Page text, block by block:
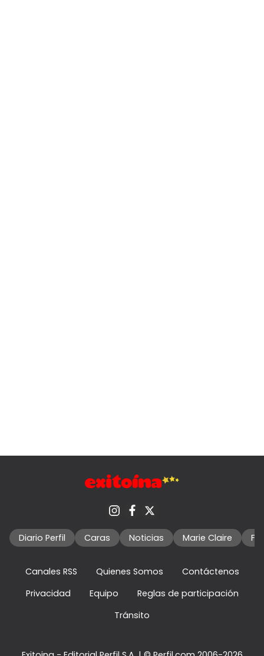
Diario Perfil Caras Noticias Marie Claire
Canales RSS Quienes Somos
Contáctenos
Privacidad
Equipo
Reglas de participación
Tránsito